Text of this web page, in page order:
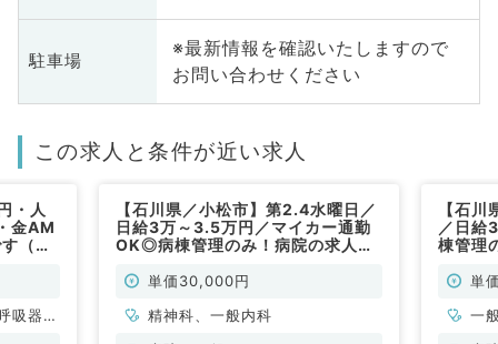
駐車場
※最新情報を確認いたしますので
お問い合わせください
この求人と条件が近い求人
・人
金AM
（健
吸器内
【石川県／小松市】第2.4水曜日／
日給3万～3.5万円／マイカー通勤
OK◎病棟管理のみ！病院の求人で
単価30,000円
精神科、一般内科
【石
／日給
棟管理
単
一
科